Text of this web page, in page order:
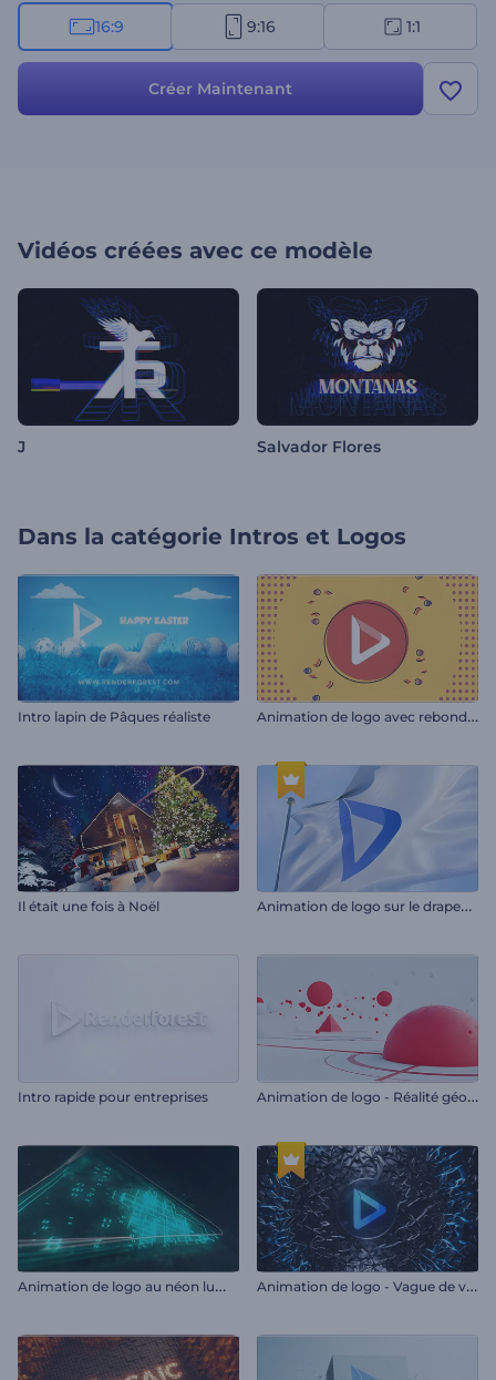
votre slogan et obtenez une animation de logo professionnelle
(https://www.renderforest.com/logo-animation) pour différents
spots télévisés, les ouvertures de chaînes de jeux et bien d'autres
16:9 9:16 1:1
Créer Maintenant
Vidéos créées avec ce modèle
J Salvador Flores
Dans la catégorie Intros et Logos
Intro lapin de Pâques réaliste A
nimation de logo avec rebond en 2D
Il était une fois à Noël A
nimation de logo sur le drapeau réaliste
Intro rapide pour entreprises A
nimation de logo - Réalité géométrique
A
nimation de logo au néon lumineux A
nimation de logo - Vague de verre brisé